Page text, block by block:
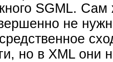
SGML. Сам
не
но в XML